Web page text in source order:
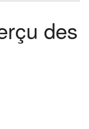
des